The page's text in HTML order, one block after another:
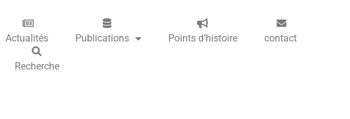
Actualités Publications Points d’histoire contact
Recherche